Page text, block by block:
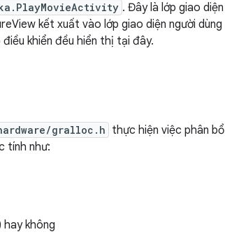
. Đây là lớp giao diện
kết xuất vào lớp giao diện người dùng
khiển đều hiển thị tại đây.
gralloc.h thực hiện việc phân bổ
tính như:
hay không